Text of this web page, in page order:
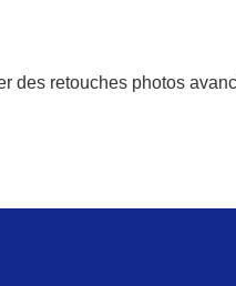
retouches photos